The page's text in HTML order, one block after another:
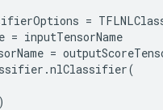
=
= inputTensorName
=
.nlClassifier(
)